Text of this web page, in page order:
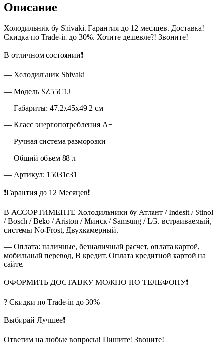
Описание
Холодильник бу Shivaki. Гарантия до 12 месяцев. Доставка!
Скидка по Trade-in до 30%. Хотите дешевле?! Звоните!
В отличном состоянии❗
— Холодильник Shivaki
— Модель SZ55C1J
— Габариты: 47.2x45x49.2 см
— Класс энергопотребления А+
— Ручная система разморозки
— Общий объем 88 л
— Артикул: 15031c31
❗Гарантия до 12 Месяцев❗
В АССОРТИМЕНТЕ Холодильники бу Атлант / Indesit / Stinol
/ Bosch / Beko / Ariston / Минск / Samsung / LG. встраиваемый,
системы No-Frost, Двухкамерный.
— Оплата: наличные, безналичный расчет, оплата картой,
мобильный перевод, В кредит. Оплата кредитной картой на
сайте.
ОФОРМИТЬ ДОСТАВКУ МОЖНО ПО ТЕЛЕФОНУ❗
? Скидки по Тrade-in до 30%
Выбирай Лучшее❗
Ответим на любые вопросы! Пишите! Звоните!